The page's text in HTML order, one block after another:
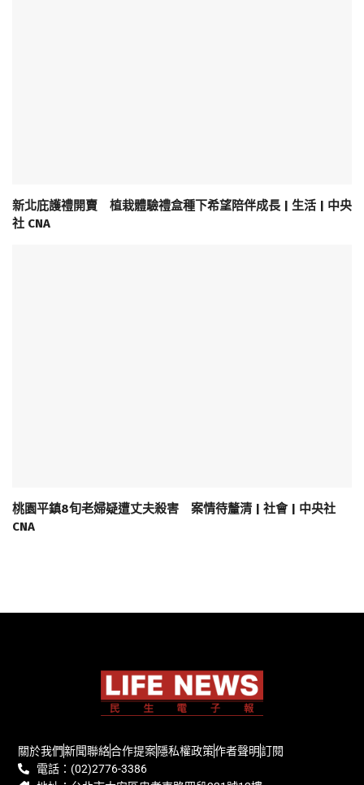
新北庇護禮開賣 植栽體驗禮盒種下希望陪伴成長 | 生活 | 中央
社 CNA
桃園平鎮8旬老婦疑遭丈夫殺害 案情待釐清 | 社會 | 中央社
CNA
關於我們新聞聯絡合作提案隱私權政策作者聲明訂閱
電話：(02)2776-3386